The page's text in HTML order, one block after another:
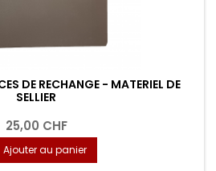
DE RECHANGE - MATERIEL DE
SELLIER
25,00 CHF
Ajouter au panier